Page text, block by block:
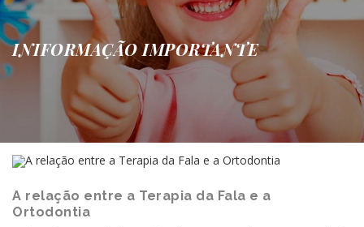
INIFORMAÇÃO IMPORTANTE
A relação entre a Terapia da Fala e a
Ortodontia